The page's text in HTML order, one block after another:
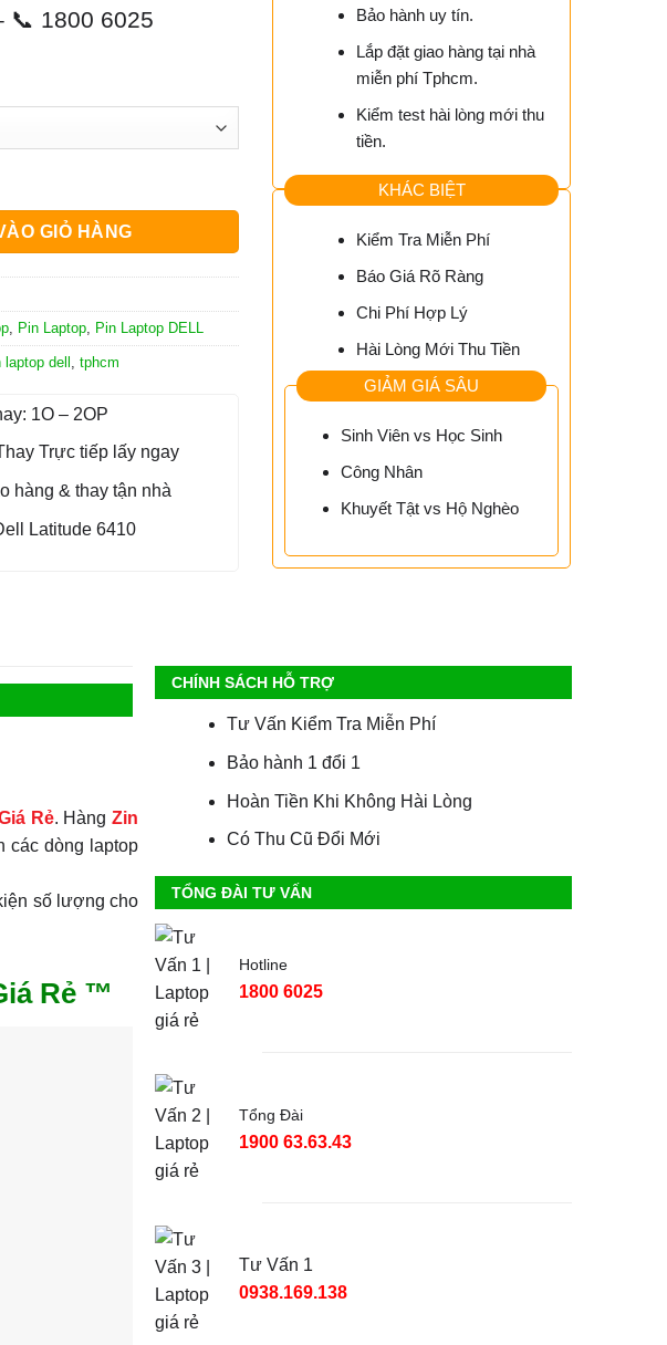
📞 1800 6025
6410 số lượng
GIỎ HÀNG
Pin Laptop Pin Laptop DELL
laptop dell tphcm
1O – 2OP
Trực tiếp lấy ngay
hàng & thay tận nhà
Latitude 6410
Bảo hành uy tín.
Lắp đặt giao hàng tại nhà
miễn phí Tphcm.
Kiểm test hài lòng mới thu
tiền.
KHÁC BIỆT
Kiểm Tra Miễn Phí
Báo Giá Rõ Ràng
Chi Phí Hợp Lý
Hài Lòng Mới Thu Tiền
GIẢM GIÁ SÂU
Sinh Viên vs Học Sinh
Công Nhân
Khuyết Tật vs Hộ Nghèo
Rẻ. Hàng Zin
các dòng laptop
số lượng cho
Rẻ ™
CHÍNH SÁCH HỖ TRỢ
Tư Vấn Kiểm Tra Miễn Phí
Bảo hành 1 đổi 1
Hoàn Tiền Khi Không Hài Lòng
Có Thu Cũ Đổi Mới
TỔNG ĐÀI TƯ VẤN
Hotline
1800 6025
Tổng Đài
1900 63.63.43
Tư Vấn 1
0938.169.138